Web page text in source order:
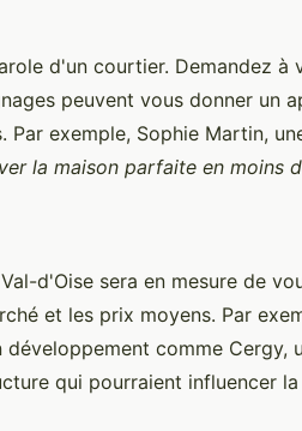
d'un courtier. Demandez à
peuvent vous donner un
exemple, Sophie Martin,
la maison parfaite en moins
d'Oise sera en mesure de
et les prix moyens. Par
développement comme
qui pourraient influencer